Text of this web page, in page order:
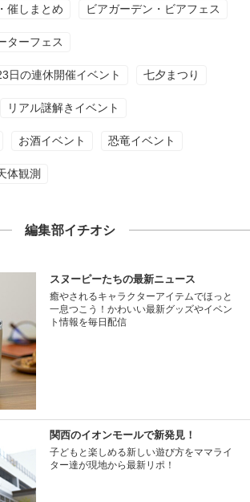
催しまとめ ビアガーデン・ビアフェス
ターフェス
日の連休開催イベント 七夕まつり
リアル謎解きイベント
お酒イベント 恐竜イベント
体観測
編集部イチオシ
スヌーピーたちの最新ニュース
癒やされるキャラクターアイテムでほっと
一息つこう！かわいい最新グッズやイベン
ト情報を毎日配信
関西のイオンモールで新発見！
子どもと楽しめる新しい遊び方をママライ
ター達が現地から最新リポ！